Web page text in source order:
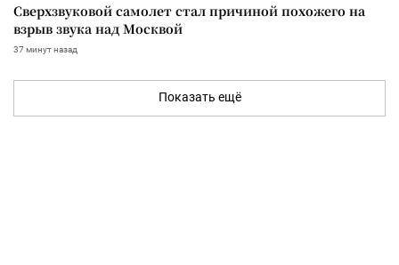
Сверхзвуковой самолет стал причиной похожего на
взрыв звука над Москвой
37 минут назад
Показать ещё